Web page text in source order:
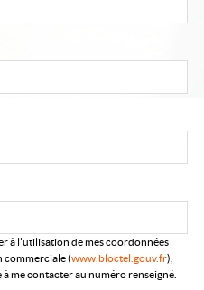
à l'utilisation de mes coordonnées
commerciale (www.bloctel.gouv.fr),
me contacter au numéro renseigné.